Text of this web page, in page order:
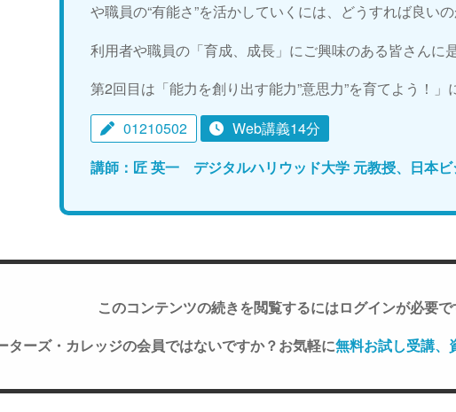
や職員の“有能さ”を活かしていくには、どうすれば良いの
利用者や職員の「育成、成長」にご興味のある皆さんに
第2回目は「能力を創り出す能力”意思力”を育てよう！」
01210502
Web講義14分
講師：匠 英一 デジタルハリウッド大学 元教授、日本
このコンテンツの続きを閲覧するにはログインが必要
ターズ・カレッジの会員ではないですか？お気軽に無料お試し受講、